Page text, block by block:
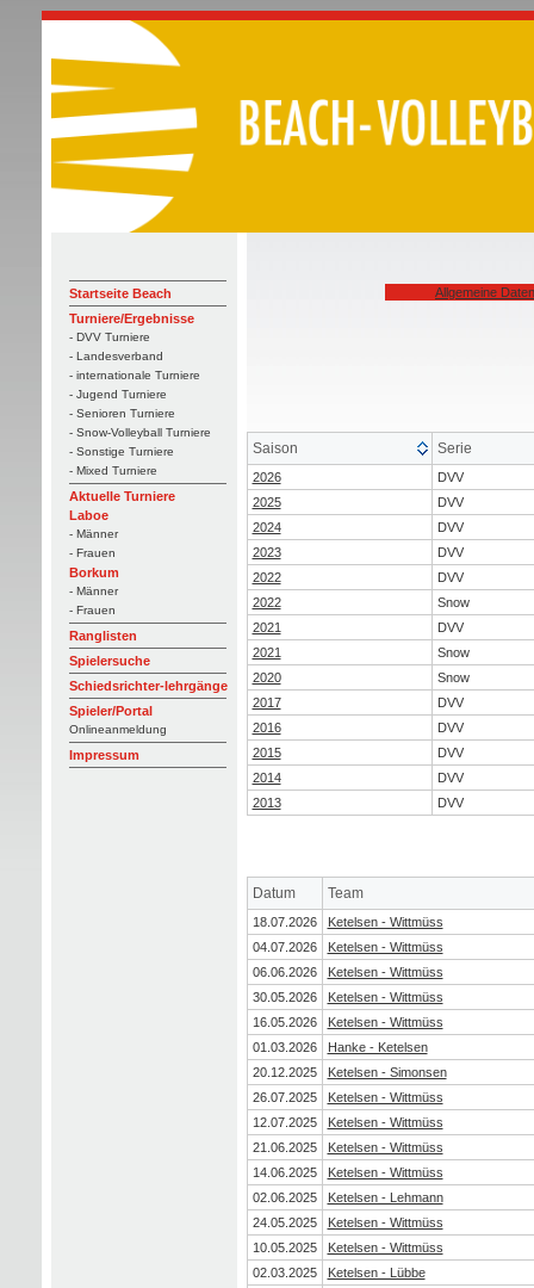
Startseite Beach
Turniere/Ergebnisse
- DVV Turniere
- Landesverband
- internationale Turniere
- Jugend Turniere
- Senioren Turniere
- Snow-Volleyball Turniere
- Sonstige Turniere
- Mixed Turniere
Aktuelle Turniere
Laboe
- Männer
- Frauen
Borkum
- Männer
- Frauen
Ranglisten
Spielersuche
Schiedsrichter-lehrgänge
Spieler/Portal
Onlineanmeldung
Impressum
Allgemeine
Saison Serie
2026
DVV
2025
DVV
2024
DVV
2023
DVV
2022
DVV
2022
Snow
2021
DVV
2021
Snow
2020
Snow
2017
DVV
2016
DVV
2015
DVV
2014
DVV
2013
DVV
Datum Team
18.07.2026
Ketelsen - Wittmüss
04.07.2026
Ketelsen - Wittmüss
06.06.2026
Ketelsen - Wittmüss
30.05.2026
Ketelsen - Wittmüss
16.05.2026
Ketelsen - Wittmüss
01.03.2026
Hanke - Ketelsen
20.12.2025
Ketelsen - Simonsen
26.07.2025
Ketelsen - Wittmüss
12.07.2025
Ketelsen - Wittmüss
21.06.2025
Ketelsen - Wittmüss
14.06.2025
Ketelsen - Wittmüss
02.06.2025
Ketelsen - Lehmann
24.05.2025
Ketelsen - Wittmüss
10.05.2025
Ketelsen - Wittmüss
02.03.2025
Ketelsen - Lübbe